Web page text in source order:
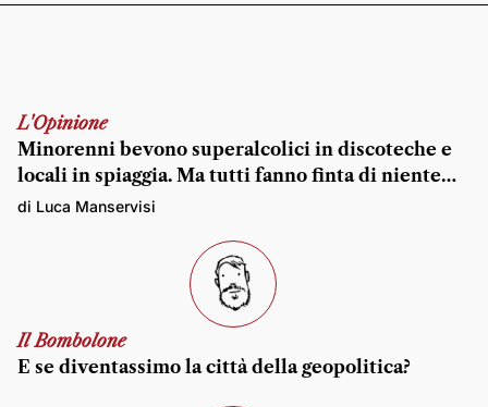
L'Opinione
Minorenni bevono superalcolici in discoteche e
locali in spiaggia. Ma tutti fanno finta di niente…
di Luca Manservisi
Il Bombolone
E se diventassimo la città della geopolitica?